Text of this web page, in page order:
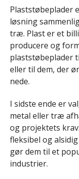
Plaststøbeplader
løsning
træ. Plast er et
producere og
plaststøbeplader
eller til dem, der
nede.
I sidste ende er
metal eller træ
og projektets
fleksibel og
gør dem til et
industrier.